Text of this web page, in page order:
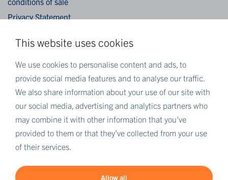
This website uses cookies
We use cookies to personalise content and ads, to
provide social media features and to analyse our traffic.
We also share information about your use of our site with
our social media, advertising and analytics partners who
may combine it with other information that you’ve
provided to them or that they’ve collected from your use
of their services.
Allow all
Privacy Statement
Disclaimer
MEER EUROFINS
Eurofins Nederland
Eurofins Scientific public group directory
Eurofins Worldwide map